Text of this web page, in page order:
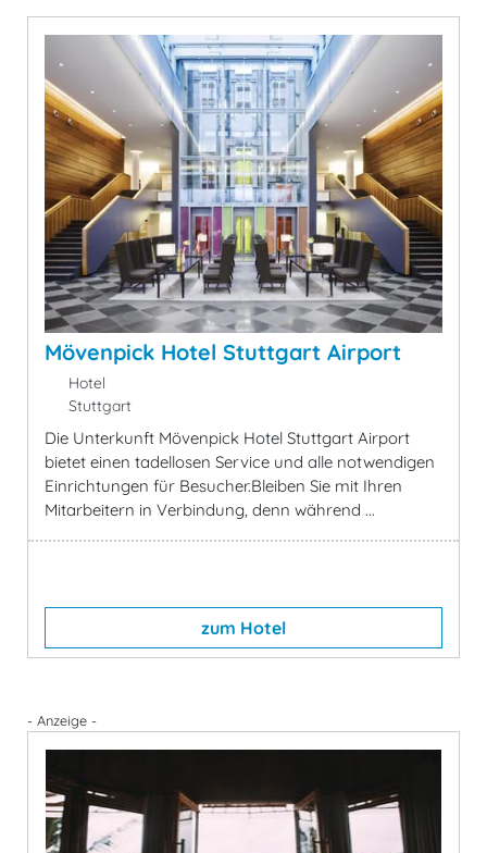
Mövenpick Hotel Stuttgart Airport
Hotel
Stuttgart
Die Unterkunft Mövenpick Hotel Stuttgart Airport
bietet einen tadellosen Service und alle notwendigen
Einrichtungen für Besucher.Bleiben Sie mit Ihren
Mitarbeitern in Verbindung, denn während ...
zum Hotel
- Anzeige -